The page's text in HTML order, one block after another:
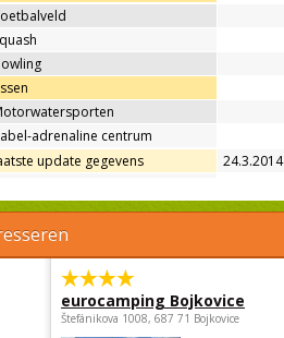
adrenaline centrum
update gegevens 24.3.2014
eurocamping Bojkovice
Štefánikova 1008, 687 71 Bojkovice